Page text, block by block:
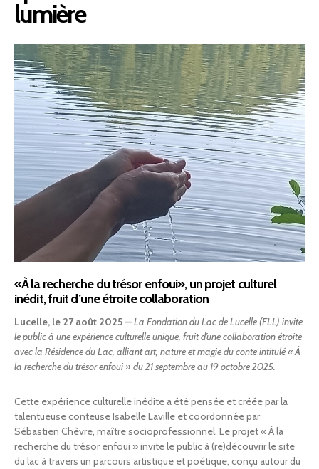
Contact
lumière
«À la recherche du trésor enfoui», un projet culturel
inédit, fruit d’une étroite collaboration
Lucelle, le 27 août 2025 —La Fondation du Lac de Lucelle (FLL) invite
le public à une expérience culturelle unique, fruit d’une collaboration étroite
avec la Résidence du Lac, alliant art, nature et magie du conte intitulé « À
la recherche du trésor enfoui » du 21 septembre au 19 octobre 2025.
Cette expérience culturelle inédite a été pensée et créée par la
talentueuse conteuse Isabelle Laville et coordonnée par
Sébastien Chèvre, maître socioprofessionnel. Le projet « À la
recherche du trésor enfoui » invite le public à (re)découvrir le site
du lac à travers un parcours artistique et poétique, conçu autour du